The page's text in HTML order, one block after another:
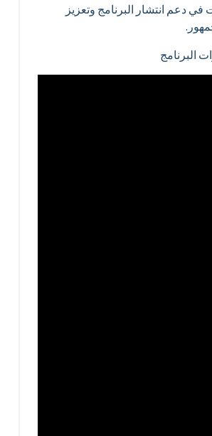
دعم انتشار البرنامج وتعزيز
البرنامج